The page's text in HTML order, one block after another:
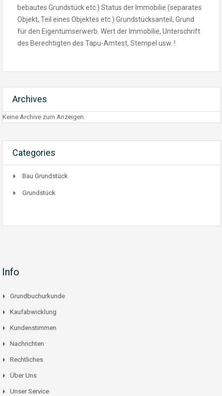
bebautes Grundstück etc.) Status der Immobilie (separates
Objekt, Teil eines Objektes etc.) Grundstücksanteil, Grund
für den Eigentumserwerb. Wert der Immobilie, Unterschrift
des Berechtigten des Tapu-Amtest, Stempel usw. !
Archives
Keine Archive zum Anzeigen.
Categories
Bau Grundstück
Grundstück
Info
Grundbuchurkunde
Kaufabwicklung
Kundenstimmen
Nachrichten
Rechtliches
Über Uns
Unser Service